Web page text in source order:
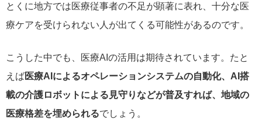
とくに地方では医療従事者の不足が顕著に表れ、十分な医
療ケアを受けられない人が出てくる可能性があるのです。
こうした中でも、医療AIの活用は期待されています。たと
えば医療AIによるオペレーションシステムの自動化、AI搭
載の介護ロボットによる見守りなどが普及すれば、地域の
医療格差を埋められるでしょう。